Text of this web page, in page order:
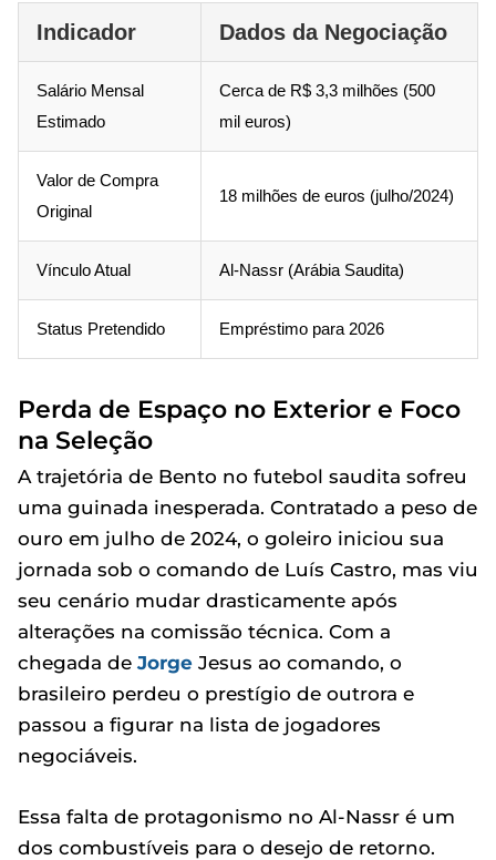
Indicador Dados da Negociação
Salário Mensal
Estimado
Cerca de R$ 3,3 milhões (500
mil euros)
Valor de Compra
Original
18 milhões de euros (julho/2024)
Vínculo Atual Al-Nassr (Arábia Saudita)
Status Pretendido Empréstimo para 2026
Perda de Espaço no Exterior e Foco
na Seleção
A trajetória de Bento no futebol saudita sofreu
uma guinada inesperada. Contratado a peso de
ouro em julho de 2024, o goleiro iniciou sua
jornada sob o comando de Luís Castro, mas viu
seu cenário mudar drasticamente após
alterações na comissão técnica. Com a
chegada de Jorge Jesus ao comando, o
brasileiro perdeu o prestígio de outrora e
passou a figurar na lista de jogadores
negociáveis.
Essa falta de protagonismo no Al-Nassr é um
dos combustíveis para o desejo de retorno.